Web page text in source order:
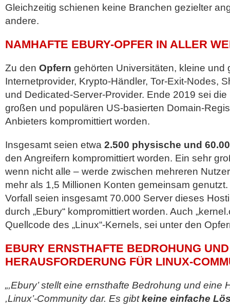
Gleichzeitig schienen keine Branchen gezielter
andere.
NAMHAFTE EBURY-OPFER IN ALLER
Zu den Opfern gehörten Universitäten, kleine und
Internetprovider, Krypto-Händler, Tor-Exit-Nodes,
und Dedicated-Server-Provider. Ende 2019 sei
großen und populären US-basierten Domain-
Anbieters kompromittiert worden.
Insgesamt seien etwa 2.500 physische und
den Angreifern kompromittiert worden. Ein sehr
wenn nicht alle – werde zwischen mehreren
mehr als 1,5 Millionen Konten gemeinsam
Vorfall seien insgesamt 70.000 Server dieses
durch „Ebury“ kompromittiert worden. Auch
Quellcode des „Linux“-Kernels, sei unter den
EBURY ERNSTHAFTE BEDROHUNG UND
HERAUSFORDERUNG FÜR LINUX-
„,Ebury’ stellt eine ernsthafte Bedrohung und eine
,Linux’-Community dar. Es gibtkeine einfache